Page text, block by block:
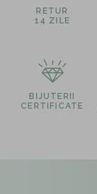
RETUR
14 ZILE
BIJUTERII
CERTIFICATE